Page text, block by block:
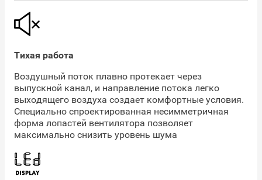
Тихая работа
Воздушный поток плавно протекает через
выпускной канал, и направление потока легко
выходящего воздуха создает комфортные условия.
Специально спроектированная несимметричная
форма лопастей вентилятора позволяет
максимально снизить уровень шума